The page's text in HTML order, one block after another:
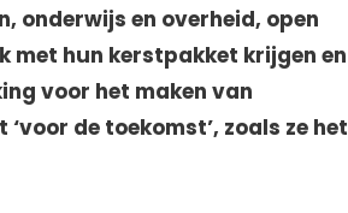
onderwijs en overheid, open
met hun kerstpakket krijgen en
voor het maken van
de toekomst’, zoals ze het